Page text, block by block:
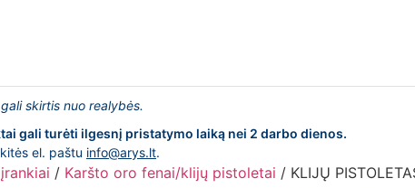
skirtis nuo realybės.
gali turėti ilgesnį pristatymo laiką nei 2 darbo dienos.
el. paštu info@arys.lt.
/ Karšto oro fenai/klijų pistoletai / KLIJŲ